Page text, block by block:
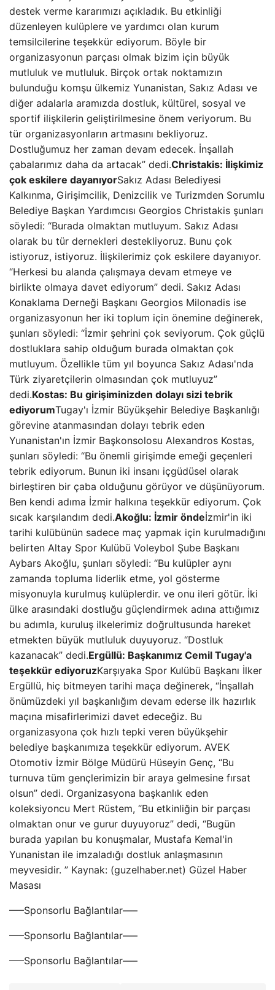
destek verme kararımızı açıkladık. Bu etkinliği
düzenleyen kulüplere ve yardımcı olan kurum
temsilcilerine teşekkür ediyorum. Böyle bir
organizasyonun parçası olmak bizim için büyük
mutluluk ve mutluluk. Birçok ortak noktamızın
bulunduğu komşu ülkemiz Yunanistan, Sakız Adası ve
diğer adalarla aramızda dostluk, kültürel, sosyal ve
sportif ilişkilerin geliştirilmesine önem veriyorum. Bu
tür organizasyonların artmasını bekliyoruz.
Dostluğumuz her zaman devam edecek. İnşallah
çabalarımız daha da artacak” dedi.Christakis: İlişkimiz
çok eskilere dayanıyorSakız Adası Belediyesi
Kalkınma, Girişimcilik, Denizcilik ve Turizmden Sorumlu
Belediye Başkan Yardımcısı Georgios Christakis şunları
söyledi: “Burada olmaktan mutluyum. Sakız Adası
olarak bu tür dernekleri destekliyoruz. Bunu çok
istiyoruz, istiyoruz. İlişkilerimiz çok eskilere dayanıyor.
“Herkesi bu alanda çalışmaya devam etmeye ve
birlikte olmaya davet ediyorum” dedi. Sakız Adası
Konaklama Derneği Başkanı Georgios Milonadis ise
organizasyonun her iki toplum için önemine değinerek,
şunları söyledi: “İzmir şehrini çok seviyorum. Çok güçlü
dostluklara sahip olduğum burada olmaktan çok
mutluyum. Özellikle tüm yıl boyunca Sakız Adası'nda
Türk ziyaretçilerin olmasından çok mutluyuz”
dedi.Kostas: Bu girişiminizden dolayı sizi tebrik
ediyorumTugay'ı İzmir Büyükşehir Belediye Başkanlığı
görevine atanmasından dolayı tebrik eden
Yunanistan'ın İzmir Başkonsolosu Alexandros Kostas,
şunları söyledi: “Bu önemli girişimde emeği geçenleri
tebrik ediyorum. Bunun iki insanı içgüdüsel olarak
birleştiren bir çaba olduğunu görüyor ve düşünüyorum.
Ben kendi adıma İzmir halkına teşekkür ediyorum. Çok
sıcak karşılandım dedi.Akoğlu: İzmir öndeİzmir'in iki
tarihi kulübünün sadece maç yapmak için kurulmadığını
belirten Altay Spor Kulübü Voleybol Şube Başkanı
Aybars Akoğlu, şunları söyledi: “Bu kulüpler aynı
zamanda topluma liderlik etme, yol gösterme
misyonuyla kurulmuş kulüplerdir. ve onu ileri götür. İki
ülke arasındaki dostluğu güçlendirmek adına attığımız
bu adımla, kuruluş ilkelerimiz doğrultusunda hareket
etmekten büyük mutluluk duyuyoruz. “Dostluk
kazanacak” dedi.Ergüllü: Başkanımız Cemil Tugay'a
teşekkür ediyoruzKarşıyaka Spor Kulübü Başkanı İlker
Ergüllü, hiç bitmeyen tarihi maça değinerek, “İnşallah
önümüzdeki yıl başkanlığım devam ederse ilk hazırlık
maçına misafirlerimizi davet edeceğiz. Bu
organizasyona çok hızlı tepki veren büyükşehir
belediye başkanımıza teşekkür ediyorum. AVEK
Otomotiv İzmir Bölge Müdürü Hüseyin Genç, “Bu
turnuva tüm gençlerimizin bir araya gelmesine fırsat
olsun” dedi. Organizasyona başkanlık eden
koleksiyoncu Mert Rüstem, “Bu etkinliğin bir parçası
olmaktan onur ve gurur duyuyoruz” dedi, “Bugün
burada yapılan bu konuşmalar, Mustafa Kemal'in
Yunanistan ile imzaladığı dostluk anlaşmasının
meyvesidir. ” Kaynak: (guzelhaber.net) Güzel Haber
Masası
—–Sponsorlu Bağlantılar—–
—–Sponsorlu Bağlantılar—–
—–Sponsorlu Bağlantılar—–